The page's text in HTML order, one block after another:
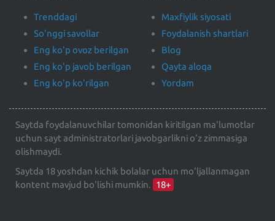
Trenddagi
So'nggi savollar
Eng ko'p ovoz berilgan
Eng ko'p javob berilgan
Eng ko'p ko'rilgan
Maxfiylik siyosati
Foydalanish shartlari
Blog
Qayta aloqa
Yordam
Saytda foydalanuvchilar tomonidan kiritilgan ma'lumotlar
uchun sayt administratorlari javobgarlikni o'z zimmasiga
olishmaydi.
Saytda 18 yoshdan kichik bolalar uchun mo'ljallanmagan
kontent mavjud bo'lishi mumkin. 18+